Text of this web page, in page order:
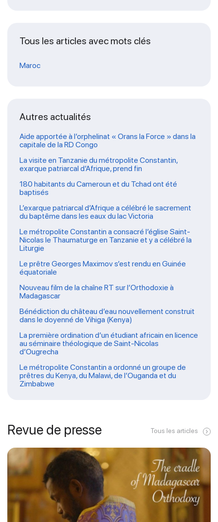
Tous les articles avec mots clés
Maroc
Autres actualités
Aide apportée à l’orphelinat « Orans la Force » dans la
capitale de la RD Congo
La visite en Tanzanie du métropolite Constantin,
exarque patriarcal d’Afrique, prend fin
180 habitants du Cameroun et du Tchad ont été
baptisés
L’exarque patriarcal d’Afrique a célébré le sacrement
du baptême dans les eaux du lac Victoria
Le métropolite Constantin a consacré l’église Saint-
Nicolas le Thaumaturge en Tanzanie et y a célébré la
Liturgie
Le prêtre Georges Maximov s’est rendu en Guinée
équatoriale
Nouveau film de la chaîne RT sur l’Orthodoxie à
Madagascar
Bénédiction du château d’eau nouvellement construit
dans le doyenné de Vihiga (Kenya)
La première ordination d’un étudiant africain en licence
au séminaire théologique de Saint-Nicolas
d’Ougrecha
Le métropolite Constantin a ordonné un groupe de
prêtres du Kenya, du Malawi, de l’Ouganda et du
Zimbabwe
Revue de presse Tous les articles